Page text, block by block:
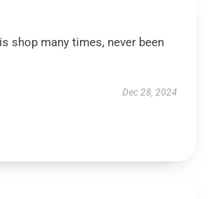
shop many times, never been
Dec 28, 2024